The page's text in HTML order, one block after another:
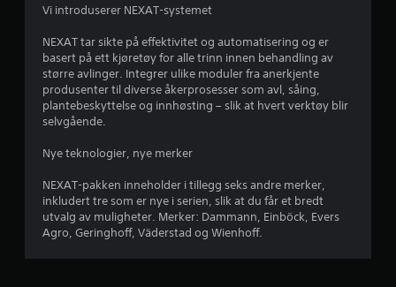
.
t
j
e
Vi introduserer NEXAT-systemet
NEXAT tar sikte på effektivitet og automatisering og er
basert på ett kjøretøy for alle trinn innen behandling av
større avlinger. Integrer ulike moduler fra anerkjente
produsenter til diverse åkerprosesser som avl, såing,
plantebeskyttelse og innhøsting – slik at hvert verktøy blir
selvgående.
Nye teknologier, nye merker
NEXAT-pakken inneholder i tillegg seks andre merker,
inkludert tre som er nye i serien, slik at du får et bredt
utvalg av muligheter. Merker: Dammann, Einböck, Evers
Agro, Geringhoff, Väderstad og Wienhoff.